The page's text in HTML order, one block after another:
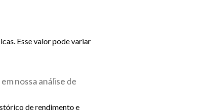
Esse valor pode variar
nossa análise de
de rendimento e